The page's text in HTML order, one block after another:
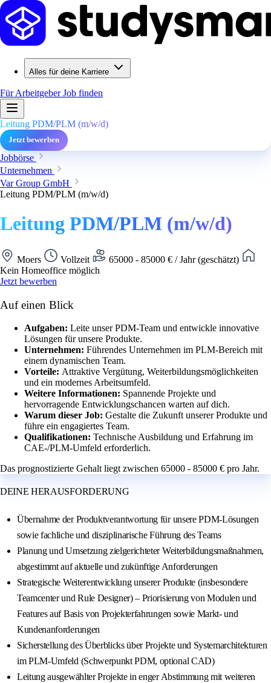
Alles für deine Karriere
Für ArbeitgeberJob finden
Leitung PDM/PLM (m/w/d)
Jetzt bewerben
Jobbörse
Unternehmen
Var Group GmbH
Leitung PDM/PLM (m/w/d)
Leitung PDM/PLM (m/w/d)
Moers Vollzeit
65000 - 85000 € / Jahr (geschätzt)
Kein Homeoffice möglich
Jetzt bewerben
Auf einen Blick
Aufgaben: Leite unser PDM-Team und entwickle innovative
Lösungen für unsere Produkte.
Unternehmen: Führendes Unternehmen im PLM-Bereich mit
einem dynamischen Team.
Vorteile: Attraktive Vergütung, Weiterbildungsmöglichkeiten
und ein modernes Arbeitsumfeld.
Weitere Informationen: Spannende Projekte und
hervorragende Entwicklungschancen warten auf dich.
Warum dieser Job: Gestalte die Zukunft unserer Produkte und
führe ein engagiertes Team.
Qualifikationen: Technische Ausbildung und Erfahrung im
CAE-/PLM-Umfeld erforderlich.
Das prognostizierte Gehalt liegt zwischen 65000 - 85000 € pro Jahr.
DEINE HERAUSFORDERUNG
Übernahme der Produktverantwortung für unsere PDM‑Lösungen
sowie fachliche und disziplinarische Führung des Teams
Planung und Umsetzung zielgerichteter Weiterbildungsmaßnahmen,
abgestimmt auf aktuelle und zukünftige Anforderungen
Strategische Weiterentwicklung unserer Produkte (insbesondere
Teamcenter und Rule Designer) – Priorisierung von Modulen und
Features auf Basis von Projekterfahrungen sowie Markt‑ und
Kundenanforderungen
Sicherstellung des Überblicks über Projekte und Systemarchitekturen
im PLM‑Umfeld (Schwerpunkt PDM, optional CAD)
Leitung ausgewählter Projekte in enger Abstimmung mit weiteren